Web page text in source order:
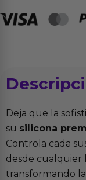
Deja que la
su silicona
Controla cada
desde cualquier
transformando